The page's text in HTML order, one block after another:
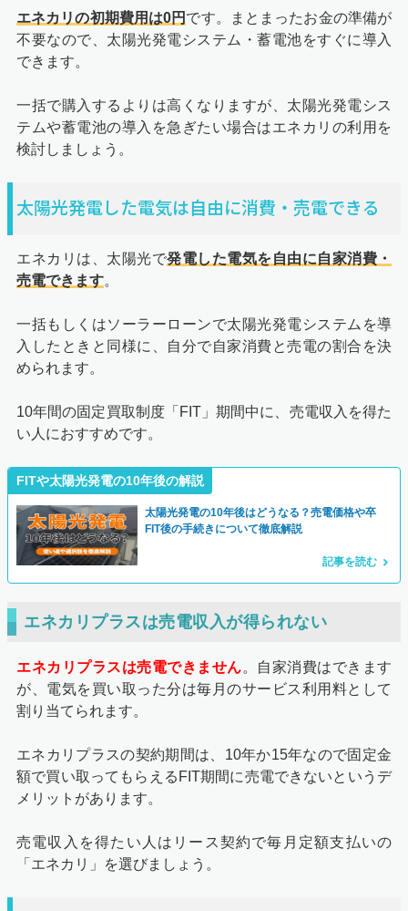
エネカリの初期費用は0円 です。まとまったお金の準備が
不要なので、太陽光発電システム・蓄電池をすぐに導入
できます。
一括で購入するよりは高くなりますが、太陽光発電シス
テムや蓄電池の導入を急ぎたい場合はエネカリの利用を
検討しましょう。
太陽光発電した電気は自由に消費・売電できる
エネカリは、太陽光で発電した電気を自由に自家消費・
売電できます。
一括もしくはソーラーローンで太陽光発電システムを導
入したときと同様に、自分で自家消費と売電の割合を決
められます。
10年間の固定買取制度「FIT」期間中に、売電収入を得た
い人におすすめです。
FITや太陽光発電の10年後の解説
太陽光発電の10年後はどうなる？売電価格や卒
FIT後の手続きについて徹底解説
記事を読む
エネカリプラスは売電収入が得られない
エネカリプラスは売電できません。自家消費はできます
が、電気を買い取った分は毎月のサービス利用料として
割り当てられます。
エネカリプラスの契約期間は、10年か15年なので固定金
額で買い取ってもらえるFIT期間に売電できないというデ
メリットがあります。
売電収入を得たい人はリース契約で毎月定額支払いの
「エネカリ」を選びましょう。